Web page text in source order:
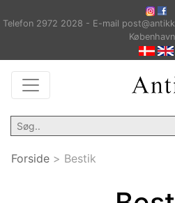
Telefon 2972 2028 - E-mail
Forside > Bestik